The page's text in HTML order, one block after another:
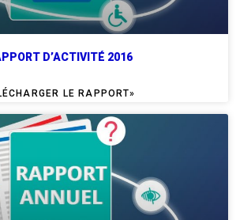
D’ACTIVITÉ 2016
LE RAPPORT»